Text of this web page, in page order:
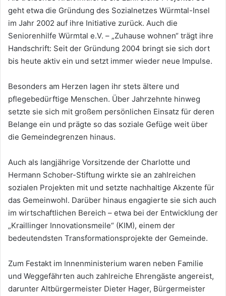
geht etwa die Gründung des Sozialnetzes Würmtal-Insel
im Jahr 2002 auf ihre Initiative zurück. Auch die
Seniorenhilfe Würmtal e.V. – „Zuhause wohnen“ trägt ihre
Handschrift: Seit der Gründung 2004 bringt sie sich dort
bis heute aktiv ein und setzt immer wieder neue Impulse.
Besonders am Herzen lagen ihr stets ältere und
pflegebedürftige Menschen. Über Jahrzehnte hinweg
setzte sie sich mit großem persönlichen Einsatz für deren
Belange ein und prägte so das soziale Gefüge weit über
die Gemeindegrenzen hinaus.
Auch als langjährige Vorsitzende der Charlotte und
Hermann Schober-Stiftung wirkte sie an zahlreichen
sozialen Projekten mit und setzte nachhaltige Akzente für
das Gemeinwohl. Darüber hinaus engagierte sie sich auch
im wirtschaftlichen Bereich – etwa bei der Entwicklung der
„Kraillinger Innovationsmeile“ (KIM), einem der
bedeutendsten Transformationsprojekte der Gemeinde.
Zum Festakt im Innenministerium waren neben Familie
und Weggefährten auch zahlreiche Ehrengäste angereist,
darunter Altbürgermeister Dieter Hager, Bürgermeister